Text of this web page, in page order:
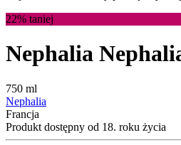
22% taniej
Nephalia
750 ml
Nephalia
Francja
Produkt dostępny od 18. roku życia